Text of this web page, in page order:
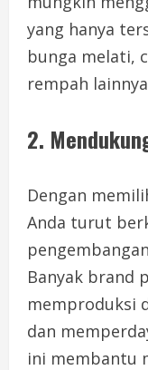
yang hanya
bunga melati,
rempah
2.
Dengan
Anda turut
Banyak brand
memproduksi
dan
ini membantu